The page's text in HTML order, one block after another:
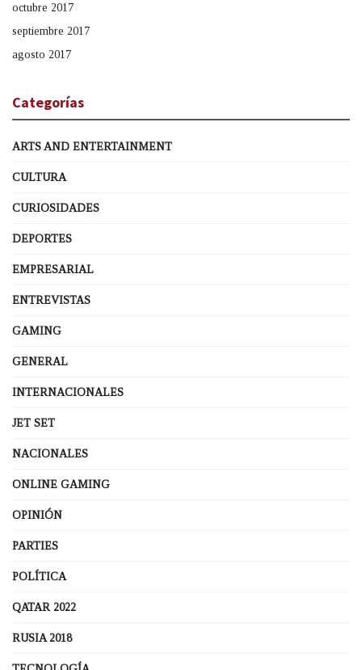
octubre 2017
septiembre 2017
agosto 2017
Categorías
ARTS AND ENTERTAINMENT
CULTURA
CURIOSIDADES
DEPORTES
EMPRESARIAL
ENTREVISTAS
GAMING
GENERAL
INTERNACIONALES
JET SET
NACIONALES
ONLINE GAMING
OPINIÓN
PARTIES
POLÍTICA
QATAR 2022
RUSIA 2018